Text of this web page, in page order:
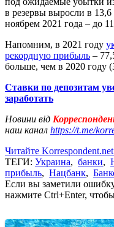
в резервы выросли в
ноябрем 2021 года – до
Напомним, в 2021 году
рекордную прибыль –
больше, чем в 2020 году
Ставки по депозитам
заработать
Новини від
наш канал https://t.me/
Читайте
ТЕГИ: Украина, банки,
прибыль, Нацбанк,
Если вы заметили
нажмите Ctrl+Enter,